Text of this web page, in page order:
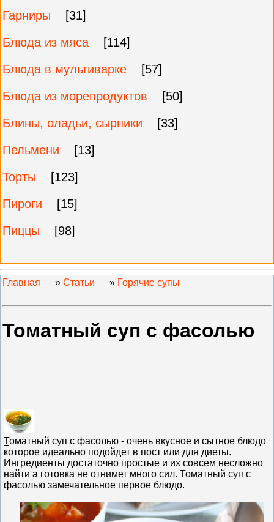
Гарниры
[31]
Блюда из мяса
[114]
Блюда в мультиварке
[57]
Блюда из морепродуктов
[50]
Блины, оладьи, сырники
[33]
Пельмени
[13]
Торты
[123]
Пироги
[15]
Пиццы
[98]
Главная » Статьи » Горячие супы
Томатный суп с фасолью
Томатный суп с фасолью - очень вкусное и сытное блюдо
которое идеально подойдет в пост или для диеты.
Ингредиенты достаточно простые и их совсем несложно
найти а готовка не отнимет много сил. Томатный суп с
фасолью замечательное первое блюдо.